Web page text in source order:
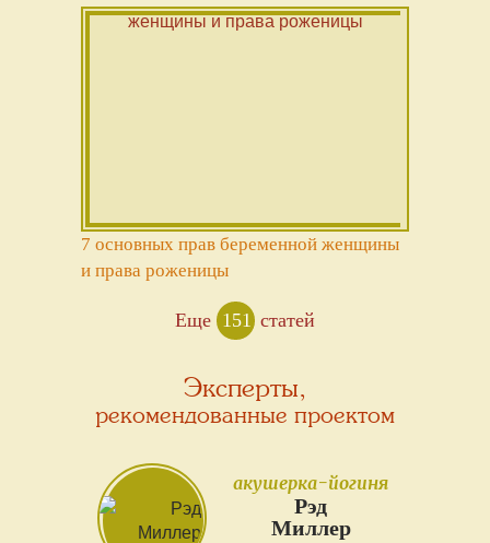
7 основных прав беременной женщины
и права роженицы
Еще 151 статей
Эксперты,
рекомендованные проектом
акушерка-йогиня
Рэд
Миллер